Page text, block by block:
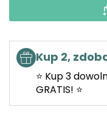
Kup 2,
⭐ Kup 3
GRATIS! ⭐